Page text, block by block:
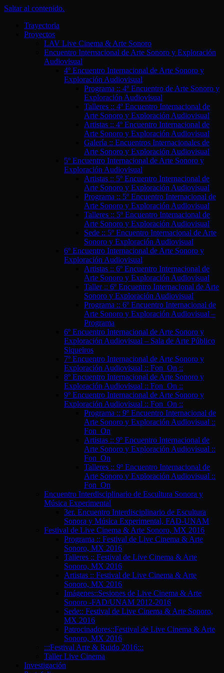
Saltar al contenido.
Trayectoria
Proyectos
LAV Live Cinema & Arte Sonoro
Encuentro Internacional de Arte Sonoro y Exploración
Audiovisual
4º Encuentro Internacional de Arte Sonoro y
Exploración Audiovisual
Programa :: 4º Encuentro de Arte Sonoro y
Exploración Audiovisual
Talleres :: 4º Encuentro Internacional de
Arte Sonoro y Exploración Audiovisual
Artistas :: 4º Encuentro Internacional de
Arte Sonoro y Exploración Audiovisual
Galería :: Encuentros Internacionales de
Arte Sonoro y Exploración Audiovisual
5º Encuentro Internacional de Arte Sonoro y
Exploración Audiovisual
Artistas :: 5º Encuentro Internacional de
Arte Sonoro y Exploración Audiovisual
Programa :: 5º Encuentro Internacional de
Arte Sonoro y Exploración Audiovisual
Talleres :: 5º Encuentro Internacional de
Arte Sonoro y Exploración Audiovisual
Sede :: 5º Encuentro Internacional de Arte
Sonoro y Exploración Audiovisual
6º Encuentro Internacional de Arte Sonoro y
Exploración Audiovisual
Artistas :: 6º Encuentro Internacional de
Arte Sonoro y Exploración Audiovisual
Taller :: 6º Encuentro Internacional de Arte
Sonoro y Exploración Audiovisual
Programa :: 6º Encuentro Internacional de
Arte Sonoro y Exploración Audiovisual –
Programa
6º Encuentro Internacional de Arte Sonoro y
Exploración Audiovisual – Sala de Arte Público
Siqueiros
7º Encuentro Internacional de Arte Sonoro y
Exploración Audiovisual :: Fon_On ::
8º Encuentro Internacional de Arte Sonoro y
Exploración Audiovisual :: Fon_On ::
9º Encuentro Internacional de Arte Sonoro y
Exploración Audiovisual :: Fon_On ::
Programa :: 9º Encuentro Internacional de
Arte Sonoro y Exploración Audiovisual ::
Fon_On
Artistas :: 9º Encuentro Internacional de
Arte Sonoro y Exploración Audiovisual ::
Fon_On
Talleres :: 9º Encuentro Internacional de
Arte Sonoro y Exploración Audiovisual ::
Fon_On
Encuentro Interdisciplinario de Escultura Sonora y
Música Experimental
3er. Encuentro Interdisciplinario de Escultura
Sonora y Música Experimental, FAD-UNAM
Festival de Live Cinema & Arte Sonoro, MX 2016
Programa :: Festival de Live Cinema & Arte
Sonoro, MX 2016
Talleres :: Festival de Live Cinema & Arte
Sonoro, MX 2016
Artistas :: Festival de Live Cinema & Arte
Sonoro, MX 2016
Imágenes::Sesiones de Live Cinema & Arte
Sonoro -FAD/UNAM 2012-2016
Sede:: Festival de Live Cinema & Arte Sonoro,
MX 2016
Patrocinadores::Festival de Live Cinema & Arte
Sonoro, MX 2016
:::Festival Arte & Ruido 2016:::
Taller Live Cinema
Investigación